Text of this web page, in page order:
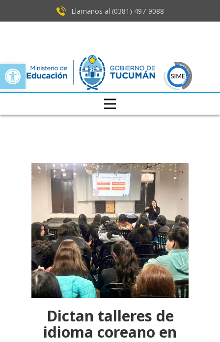
Open toolbar
Llamanos al (0381) ​497-9088
Dictan talleres de
idioma coreano en